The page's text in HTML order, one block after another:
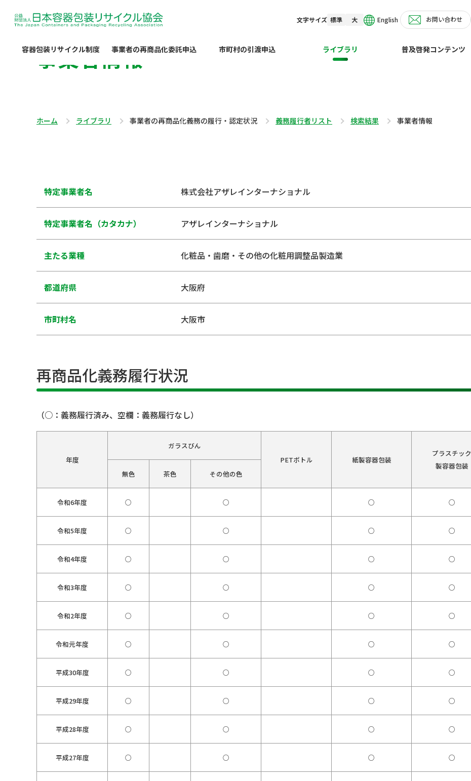
文字サイズ 標準 大 English お問い合わせ
容器包装リサイクル制度 事業者の再商品化委託申込 市町村の引渡申込 ライブラリ 普及啓発コンテンツ
事業者情報
ホーム ライブラリ 事業者の再商品化義務の履行・認定状況 義務履行者リスト 検索結果 事業者情報
特定事業者名 株式会社アザレインターナショナル
特定事業者名（カタカナ） アザレインターナショナル
主たる業種 化粧品・歯磨・その他の化粧用調整品製造業
都道府県 大阪府
市町村名 大阪市
再商品化義務履行状況
（○：義務履行済み、空欄：義務履行なし）
年度
ガラスびん
PETボトル
紙製容器包装
プラスチック
製容器包装
無色
茶色 その他の色
令和6年度 ○ ○ ○ ○
令和5年度 ○ ○ ○ ○
令和4年度 ○ ○ ○ ○
令和3年度 ○ ○ ○ ○
令和2年度 ○ ○ ○ ○
令和元年度 ○ ○ ○ ○
平成30年度 ○ ○ ○ ○
平成29年度 ○ ○ ○ ○
平成28年度 ○ ○ ○ ○
平成27年度 ○ ○ ○ ○